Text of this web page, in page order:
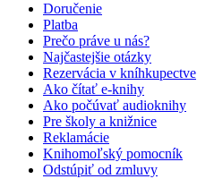
Doručenie
Platba
Prečo práve u nás?
Najčastejšie otázky
Rezervácia v kníhkupectve
Ako čítať e-knihy
Ako počúvať audioknihy
Pre školy a knižnice
Reklamácie
Knihomoľský pomocník
Odstúpiť od zmluvy